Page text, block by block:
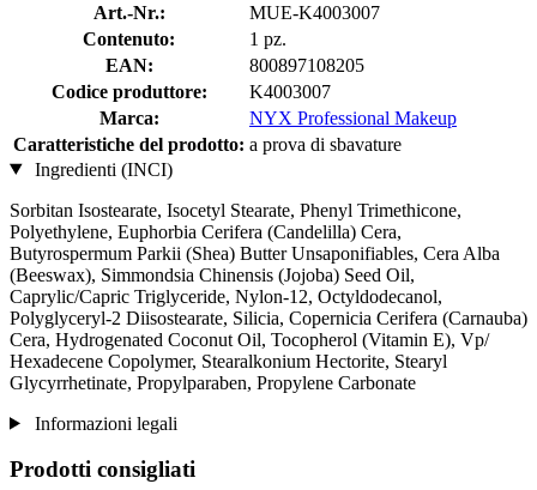
Art.-Nr.:
MUE-K4003007
Contenuto:
1 pz.
EAN:
800897108205
Codice produttore:
K4003007
Marca:
NYX Professional Makeup
Caratteristiche del prodotto: a prova di sbavature
Ingredienti (INCI)
Sorbitan Isostearate, Isocetyl Stearate, Phenyl Trimethicone,
Polyethylene, Euphorbia Cerifera (Candelilla) Cera,
Butyrospermum Parkii (Shea) Butter Unsaponifiables, Cera Alba
(Beeswax), Simmondsia Chinensis (Jojoba) Seed Oil,
Caprylic/Capric Triglyceride, Nylon-12, Octyldodecanol,
Polyglyceryl-2 Diisostearate, Silicia, Copernicia Cerifera (Carnauba)
Cera, Hydrogenated Coconut Oil, Tocopherol (Vitamin E), Vp/
Hexadecene Copolymer, Stearalkonium Hectorite, Stearyl
Glycyrrhetinate, Propylparaben, Propylene Carbonate
Informazioni legali
Prodotti consigliati